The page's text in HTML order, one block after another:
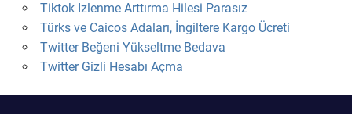
Tiktok Izlenme Arttırma Hilesi Parasız
Türks ve Caicos Adaları, İngiltere Kargo Ücreti
Twitter Beğeni Yükseltme Bedava
Twitter Gizli Hesabı Açma